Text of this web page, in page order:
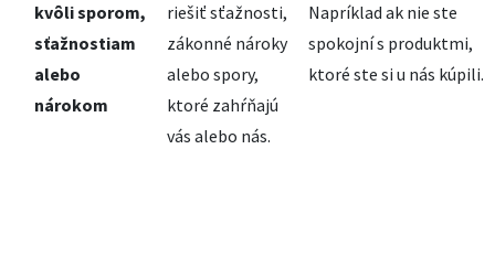
kvôli sporom,
sťažnostiam
alebo
nárokom
riešiť sťažnosti,
zákonné nároky
alebo spory,
ktoré zahŕňajú
vás alebo nás.
Napríklad ak nie ste
spokojní s produktmi,
ktoré ste si u nás kúpili.